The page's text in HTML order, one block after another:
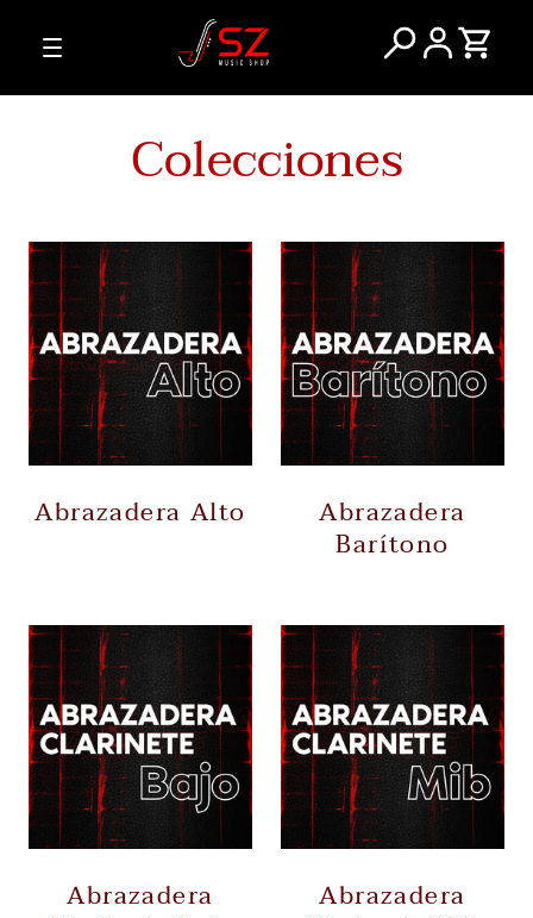
Colecciones
Abrazadera Alto Abrazadera
Barítono
Abrazadera Abrazadera